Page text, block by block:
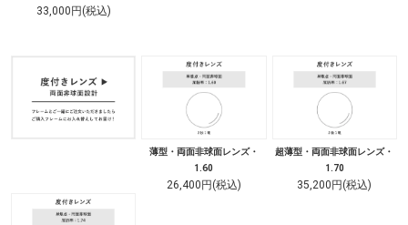
33,000円(税込)
薄型・両面非球面レンズ・
1.60
26,400円(税込)
超薄型・両面非球面レンズ・
1.70
35,200円(税込)